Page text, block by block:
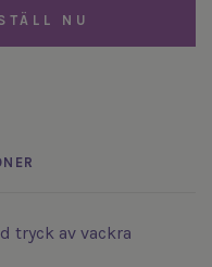
NU
tryck av vackra